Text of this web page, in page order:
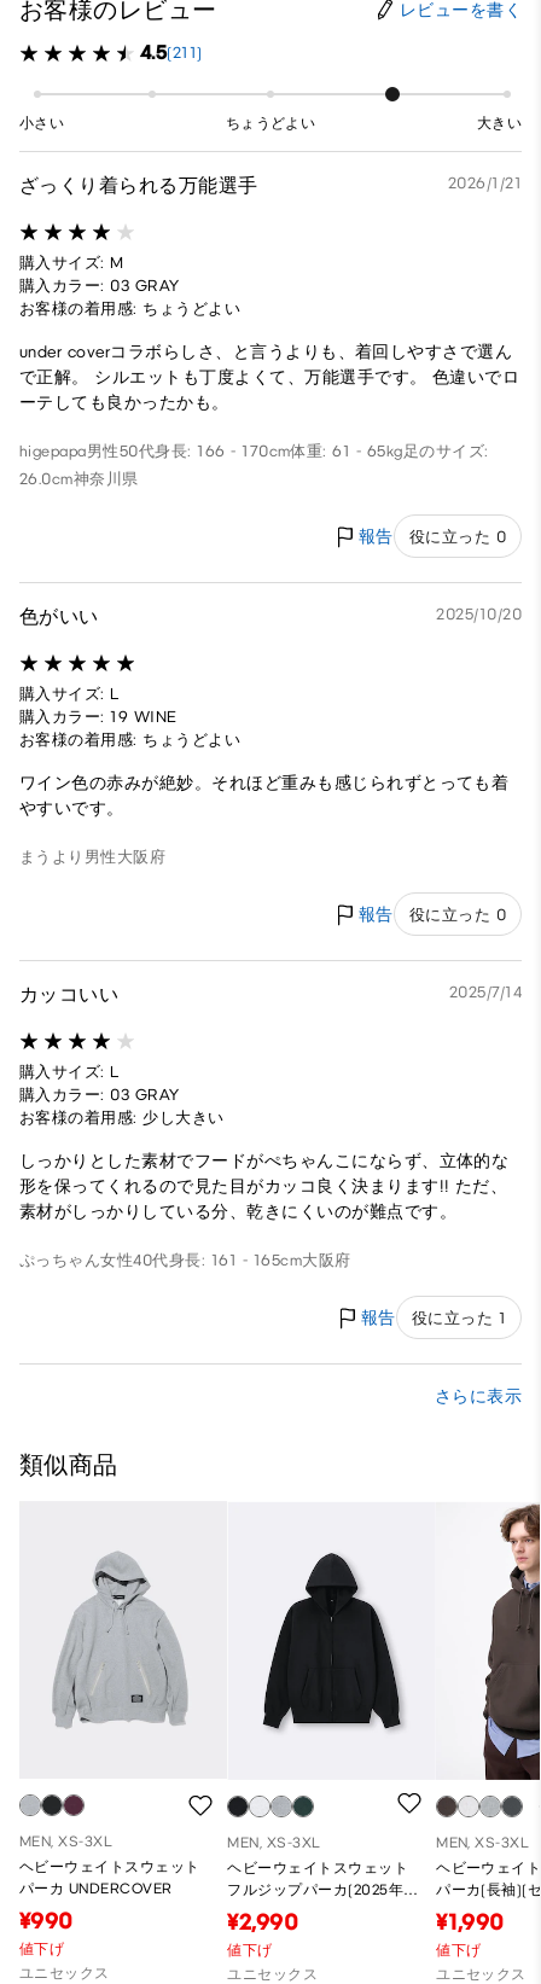
お客様のレビュー レビューを書く
4.5(211)
小さい ちょうどよい 大きい
ざっくり着られる万能選手 2026/1/21
購入サイズ: M
購入カラー: 03 GRAY
お客様の着用感: ちょうどよい
under coverコラボらしさ、と言うよりも、着回しやすさで選ん
で正解。 シルエットも丁度よくて、万能選手です。 色違いでロ
ーテしても良かったかも。
higepapa男性50代身長: 166 - 170cm体重: 61 - 65kg足のサイズ:
26.0cm神奈川県
報告 役に立った 0
色がいい 2025/10/20
購入サイズ: L
購入カラー: 19 WINE
お客様の着用感: ちょうどよい
ワイン色の赤みが絶妙。それほど重みも感じられずとっても着
やすいです。
まうより 男性 大阪府
報告 役に立った 0
カッコいい 2025/7/14
購入サイズ: L
購入カラー: 03 GRAY
お客様の着用感: 少し大きい
しっかりとした素材でフードがぺちゃんこにならず、立体的な
形を保ってくれるので見た目がカッコ良く決まります!! ただ、
素材がしっかりしている分、乾きにくいのが難点です。
ぷっちゃん女性40代身長: 161 - 165cm大阪府
報告 役に立った 1
さらに表示
類似商品
MEN, XS-3XL
ヘビーウェイトスウェット
パーカ UNDERCOVER
¥990
値下げ
ユニセックス
MEN, XS-3XL
ヘビーウェイトスウェット
フルジップパーカ(2025年度
冬商品)
¥2,990
値下げ
ユニセックス
MEN, XS-3XL
ヘビーウェイ
パーカ(長袖)(
可能)(2025年
¥1,990
値下げ
ユニセックス